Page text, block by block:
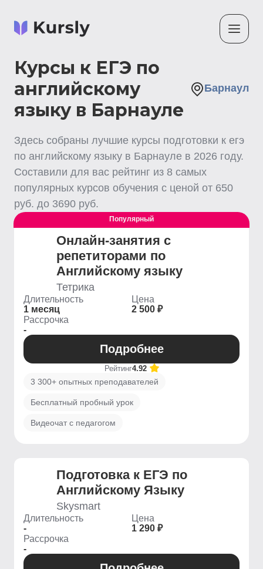
Курсы к ЕГЭ по
английскому
языку в Барнауле
Барнаул
Здесь собраны лучшие курсы подготовки к егэ
по английскому языку в Барнауле в 2026 году.
Составили для вас рейтинг из 8 самых
популярных курсов обучения с ценой от 650
руб. до 3690 руб.
Популярный
Онлайн-занятия с
репетиторами по
Английскому языку
Тетрика
Длительность
1 месяц
Цена
2 500 ₽
Рассрочка
-
Подробнее
Рейтинг4.92
3 300+ опытных преподавателей
Бесплатный пробный урок
Видеочат с педагогом
Подготовка к ЕГЭ по
Английскому Языку
Skysmart
Длительность
-
Цена
1 290 ₽
Рассрочка
-